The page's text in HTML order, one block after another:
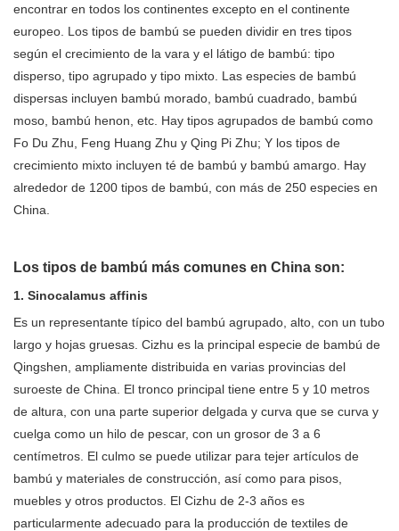
encontrar en todos los continentes excepto en el continente
europeo. Los tipos de bambú se pueden dividir en tres tipos
según el crecimiento de la vara y el látigo de bambú: tipo
disperso, tipo agrupado y tipo mixto. Las especies de bambú
dispersas incluyen bambú morado, bambú cuadrado, bambú
moso, bambú henon, etc. Hay tipos agrupados de bambú como
Fo Du Zhu, Feng Huang Zhu y Qing Pi Zhu; Y los tipos de
crecimiento mixto incluyen té de bambú y bambú amargo. Hay
alrededor de 1200 tipos de bambú, con más de 250 especies en
China.
Los tipos de bambú más comunes en China son:
1. Sinocalamus affinis
Es un representante típico del bambú agrupado, alto, con un tubo
largo y hojas gruesas. Cizhu es la principal especie de bambú de
Qingshen, ampliamente distribuida en varias provincias del
suroeste de China. El tronco principal tiene entre 5 y 10 metros
de altura, con una parte superior delgada y curva que se curva y
cuelga como un hilo de pescar, con un grosor de 3 a 6
centímetros. El culmo se puede utilizar para tejer artículos de
bambú y materiales de construcción, así como para pisos,
muebles y otros productos. El Cizhu de 2-3 años es
particularmente adecuado para la producción de textiles de